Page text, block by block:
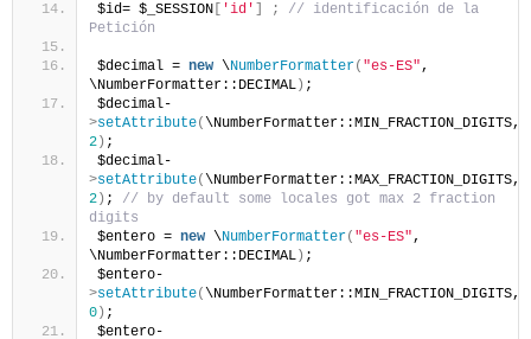
$id= $_SESSION 'id' ;
// identificación de la
Petición
$decimal = new \NumberFormatter( "es-ES",
\NumberFormatter::DECIMAL ) ;
$decimal-
>setAttribute(
2 ) ;
$decimal-
>setAttribute(
2 ) ; // by default some locales got max 2 fraction
digits
$entero = new \NumberFormatter( "es-ES",
\NumberFormatter::DECIMAL ) ;
$entero-
>setAttribute(
0 ) ;
$entero-